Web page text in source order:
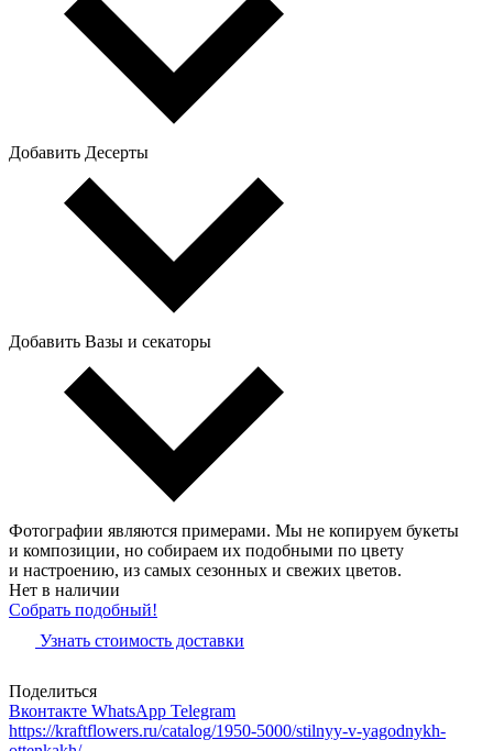
Добавить Десерты
Добавить Вазы и секаторы
Фотографии являются примерами. Мы не копируем букеты
и композиции, но собираем их подобными по цвету
и настроению, из самых сезонных и свежих цветов.
Нет в наличии
Собрать подобный!
Узнать стоимость доставки
Поделиться
Вконтакте WhatsApp Telegram
https://kraftflowers.ru/catalog/1950-5000/stilnyy-v-yagodnykh-